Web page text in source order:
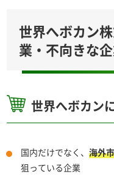
世界へボカン
業・不向きな
世界へボカン
国内だけでなく、 海外
狙っている企業